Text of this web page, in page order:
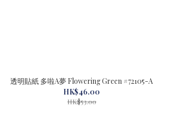
透明貼紙 多啦A夢 Flowering Green #72105-A
HK$46.00
HK$53.00